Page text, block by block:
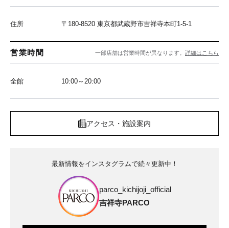
住所 〒180-8520 東京都武蔵野市吉祥寺本町1-5-1
営業時間 一部店舗は営業時間が異なります。 詳細はこちら
全館 10:00～20:00
アクセス・施設案内
最新情報をインスタグラムで続々更新中！
parco_kichijoji_official
吉祥寺PARCO